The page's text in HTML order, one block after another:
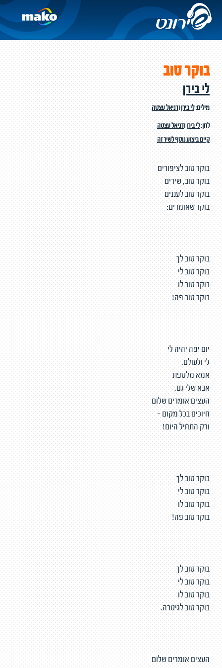
בוקר טוב
לי בירן
מילים:לי בירןודניאל עצטה
לחן:לי בירןודניאל עצטה
קיים ביצוע נוסף לשיר זה
בוקר טוב לציפורים
בוקר טוב, שירים
בוקר טוב לעננים
בוקר שאומרים:
בוקר טוב לך
בוקר טוב לי
בוקר טוב לו
בוקר טוב פה!
יום יפה יהיה לי
לי ולעולם.
אמא מלטפת
אבא שלי גם.
העצים אומרים שלום
חיוכים בכל מקום -
ורק התחיל היום!
בוקר טוב לך
בוקר טוב לי
בוקר טוב לו
בוקר טוב פה!
בוקר טוב לך
בוקר טוב לי
בוקר טוב לו
בוקר טוב לגיטרה.
העצים אומרים שלום